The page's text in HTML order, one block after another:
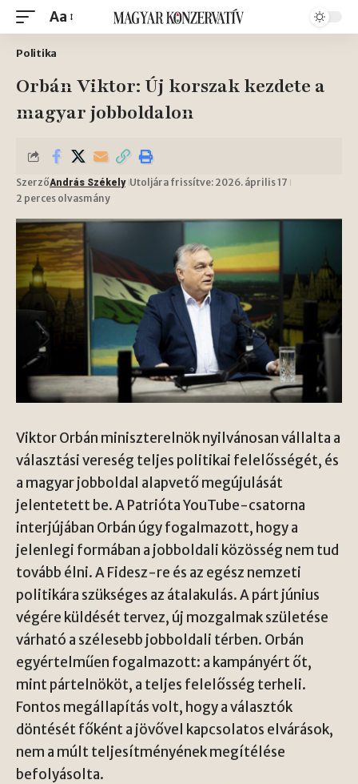
Aa
Politika
Orbán Viktor: Új korszak kezdete a
magyar jobboldalon
SzerzőAndrás Székely Utoljára frissítve: 2026. április 17
2 perces olvasmány
Viktor Orbán miniszterelnök nyilvánosan vállalta a
választási vereség teljes politikai felelősségét, és
a magyar jobboldal alapvető megújulását
jelentetett be. A Patrióta YouTube-csatorna
interjújában Orbán úgy fogalmazott, hogy a
jelenlegi formában a jobboldali közösség nem tud
tovább élni. A Fidesz-re és az egész nemzeti
politikára szükséges az átalakulás. A párt június
végére küldését tervez, új mozgalmak születése
várható a szélesebb jobboldali térben. Orbán
egyértelműen fogalmazott: a kampányért őt,
mint pártelnököt, a teljes felelősség terheli.
Fontos megállapítás volt, hogy a választók
döntését főként a jövővel kapcsolatos elvárások,
nem a múlt teljesítményének megítélése
befolyásolta.